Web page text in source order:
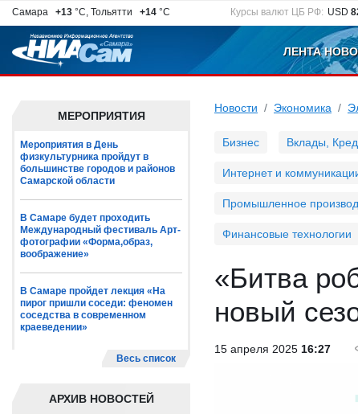
Самара +13 °C, Тольятти +14 °C Курсы валют ЦБ РФ: USD
ЛЕНТА
МЕРОПРИЯТИЯ
Мероприятия в День
физкультурника пройдут в
большинстве городов и районов
Самарской области
В Самаре будет проходить
Международный фестиваль Арт-
фотографии «Форма,образ,
воображение»
В Самаре пройдет лекция «На
пирог пришли соседи: феномен
соседства в современном
краеведении»
Весь список
АРХИВ НОВОСТЕЙ
Новости Экономика
Бизнес Вклады,
Интернет и
Промышленное
Финансовые технологии
«Битва
новый
15 апреля 2025 16:27